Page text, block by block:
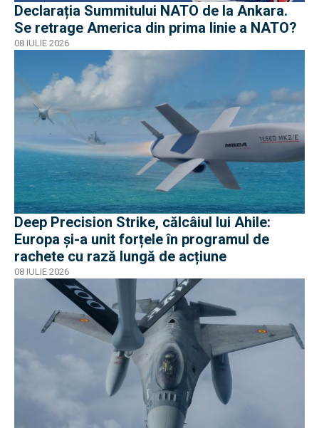
Declarația Summitului NATO de la Ankara.
Se retrage America din prima linie a NATO?
08 IULIE 2026
Deep Precision Strike, călcâiul lui Ahile:
Europa și-a unit forțele în programul de
rachete cu rază lungă de acțiune
08 IULIE 2026